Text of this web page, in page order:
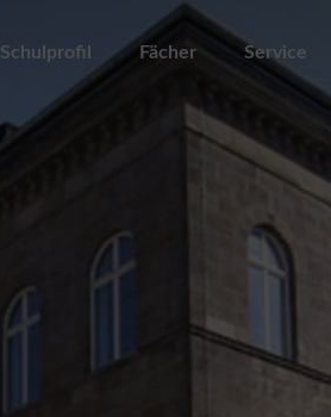
Schulprofil Fächer Service